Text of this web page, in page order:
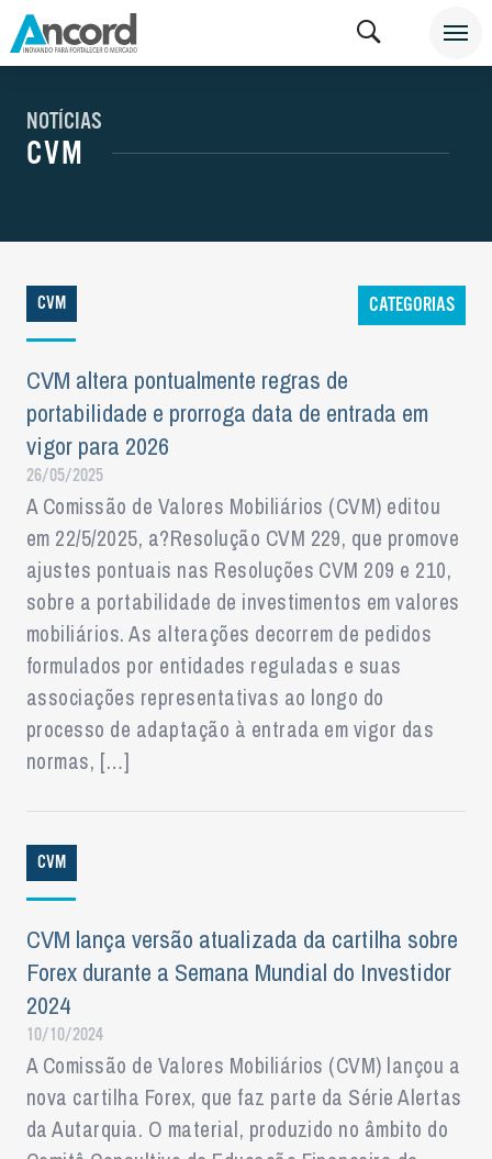
NOTÍCIAS
CVM
CATEGORIAS
CVM
CVM altera pontualmente regras de
portabilidade e prorroga data de entrada em
vigor para 2026
26/05/2025
A Comissão de Valores Mobiliários (CVM) editou
em 22/5/2025, a?Resolução CVM 229, que promove
ajustes pontuais nas Resoluções CVM 209 e 210,
sobre a portabilidade de investimentos em valores
mobiliários. As alterações decorrem de pedidos
formulados por entidades reguladas e suas
associações representativas ao longo do
processo de adaptação à entrada em vigor das
normas, […]
CVM
CVM lança versão atualizada da cartilha sobre
Forex durante a Semana Mundial do Investidor
2024
10/10/2024
A Comissão de Valores Mobiliários (CVM) lançou a
nova cartilha Forex, que faz parte da Série Alertas
da Autarquia. O material, produzido no âmbito do